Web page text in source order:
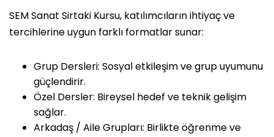
SEM Sanat Sirtaki Kursu, katılımcıların ihtiyaç ve
tercihlerine uygun farklı formatlar sunar:
Grup Dersleri: Sosyal etkileşim ve grup uyumunu
güçlendirir.
Özel Dersler: Bireysel hedef ve teknik gelişim
sağlar.
Arkadaş / Aile Grupları: Birlikte öğrenme ve